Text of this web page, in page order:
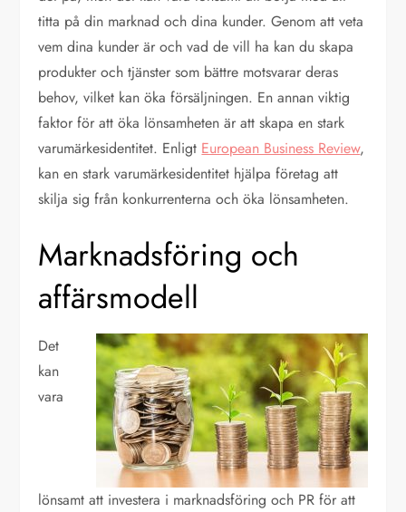
titta på din marknad och dina kunder. Genom att veta
vem dina kunder är och vad de vill ha kan du skapa
produkter och tjänster som bättre motsvarar deras
behov, vilket kan öka försäljningen. En annan viktig
faktor för att öka lönsamheten är att skapa en stark
varumärkesidentitet. Enligt European Business Review,
kan en stark varumärkesidentitet hjälpa företag att
skilja sig från konkurrenterna och öka lönsamheten.
Marknadsföring och
affärsmodell
Det
kan
vara
lönsamt att investera i marknadsföring och PR för att